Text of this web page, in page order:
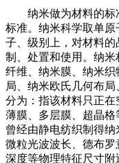
纳米做为材料的标准
标准。纳米科学取单
子、级别上，对材料
制、处置和使用。纳
纤维、纳米膜、纳米
局、纳米欧氏几何布
分为：指该材料只正
薄膜、多层膜、超晶格
曾经由静电纺织制得
微粒光波波长、德布
深度等物理特征尺寸